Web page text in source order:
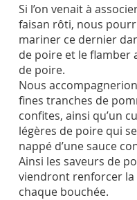
Si l’on venait à
faisan rôti, nous
mariner ce dernier
de poire et le flamber
de poire.
Nous
fines tranches de
confites, ainsi qu’un
légères de poire qui
nappé d’une sauce
Ainsi les saveurs de
viendront renforcer la
chaque bouchée.